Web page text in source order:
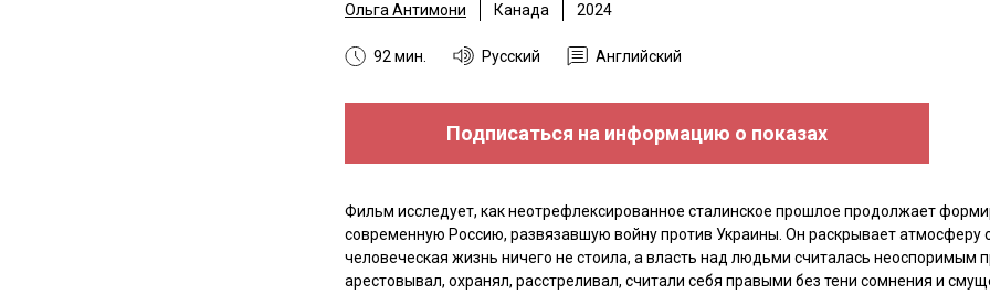
Ольга Антимони Канада 2024
92 мин. Русский Английский
Подписаться на информацию о показах
Фильм исследует, как неотрефлексированное сталинское прошлое продолжает
современную Россию, развязавшую войну против Украины. Он раскрывает атмосферу
человеческая жизнь ничего не стоила, а власть над людьми считалась неоспоримым
арестовывал, охранял, расстреливал, считали себя правыми без тени сомнения и